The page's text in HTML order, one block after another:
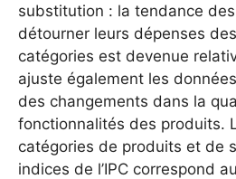
substitution : la tendance
détourner leurs dépenses
catégories est devenue
ajuste également les
des changements dans la
fonctionnalités des produits.
catégories de produits et de
indices de l’IPC correspond